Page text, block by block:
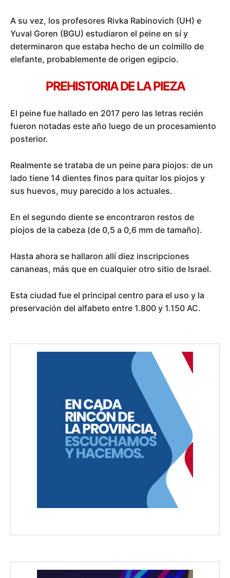
A su vez, los profesores Rivka Rabinovich (UH) e
Yuval Goren (BGU) estudiaron el peine en sí y
determinaron que estaba hecho de un colmillo de
elefante, probablemente de origen egipcio.
PREHISTORIA DE LA PIEZA
El peine fue hallado en 2017 pero las letras recién
fueron notadas este año luego de un procesamiento
posterior.
Realmente se trataba de un peine para piojos: de un
lado tiene 14 dientes finos para quitar los piojos y
sus huevos, muy parecido a los actuales.
En el segundo diente se encontraron restos de
piojos de la cabeza (de 0,5 a 0,6 mm de tamaño).
Hasta ahora se hallaron allí diez inscripciones
cananeas, más que en cualquier otro sitio de Israel.
Esta ciudad fue el principal centro para el uso y la
preservación del alfabeto entre 1.800 y 1.150 AC.